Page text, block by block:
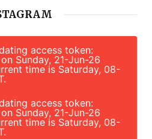
access token:
Sunday, 21-Jun-26
time is Saturday, 08-
access token:
Sunday, 21-Jun-26
time is Saturday, 08-